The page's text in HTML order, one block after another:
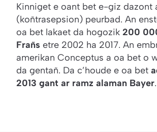
Kinniget e oant bet e-giz dazont
(koñtrasepsion) peurbad. An
oa bet lakaet da hogozik 200
Frañs etre 2002 ha 2017. An
amerikan Conceptus a oa bet o
da gentañ. Da c’houde e oa bet
2013 gant ar ramz alaman Bayer.